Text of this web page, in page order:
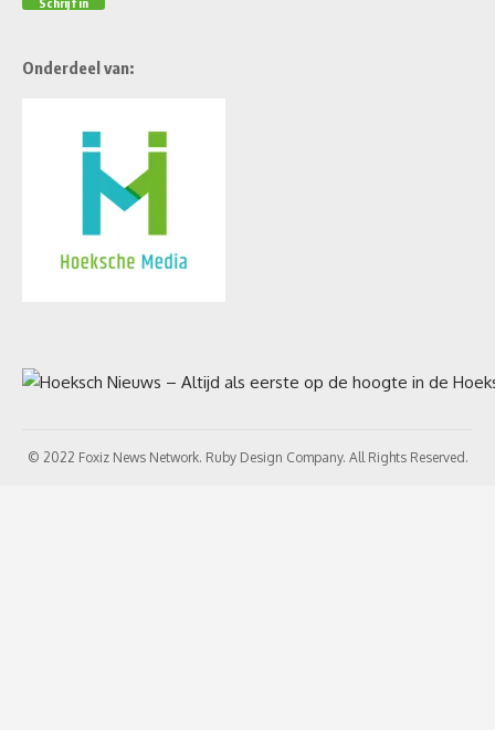
Onderdeel van:
© 2022 Foxiz News Network. Ruby Design Company. All Rights Reserved.